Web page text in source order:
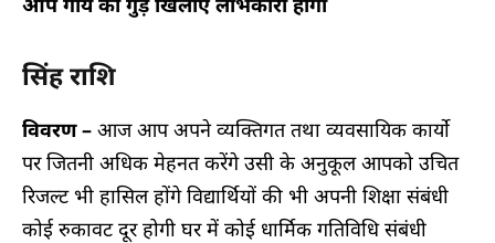
सिंह राशि
विवरण – आज आप अपने व्यक्तिगत तथा व्यवसायिक कार्यो
पर जितनी अधिक मेहनत करेंगे उसी के अनुकूल आपको उचित
रिजल्ट भी हासिल होंगे विद्यार्थियों की भी अपनी शिक्षा संबंधी
कोई रुकावट दूर होगी घर में कोई धार्मिक गतिविधि संबंधी